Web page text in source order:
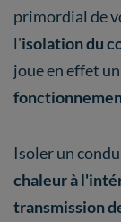
primordial de
l'isolation du
joue en effet un
Isoler un
chaleur à
transmission